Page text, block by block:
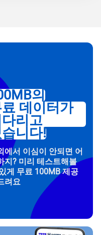
의
데이터가
리고
니다!
에서 이심이 안되면 어
지? 미리 테스트해볼
게 무료 100MB 제공
려요